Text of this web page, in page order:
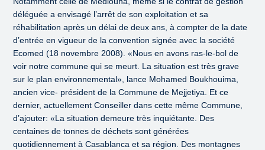
déléguée a envisagé l’arrêt de son exploitation et sa
réhabilitation après un délai de deux ans, à compter de la date
d’entrée en vigueur de la convention signée avec la société
Ecomed (18 novembre 2008). «Nous en avons ras-le-bol de
voir notre commune qui se meurt. La situation est très grave
sur le plan environnemental», lance Mohamed Boukhouima,
ancien vice- président de la Commune de Mejjetiya. Et ce
dernier, actuellement Conseiller dans cette même Commune,
d’ajouter: «La situation demeure très inquiétante. Des
centaines de tonnes de déchets sont générées
quotidiennement à Casablanca et sa région. Des montagnes